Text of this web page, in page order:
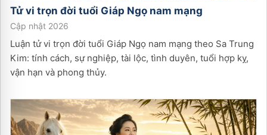
Tử vi trọn đời tuổi Giáp Ngọ nam mạng
Cập nhật 2026
Luận tử vi trọn đời tuổi Giáp Ngọ nam mạng theo Sa Trung
Kim: tính cách, sự nghiệp, tài lộc, tình duyên, tuổi hợp kỵ,
vận hạn và phong thủy.